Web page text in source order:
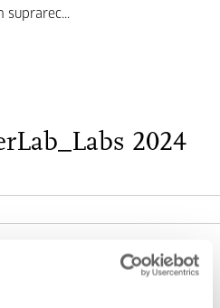
suprarec...
2024